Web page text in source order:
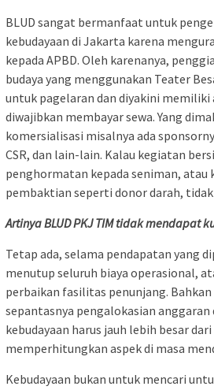
BLUD sangat bermanfaat untuk
kebudayaan di Jakarta karena
kepada APBD. Oleh karenanya,
budaya yang menggunakan Teater
untuk pagelaran dan diyakini memiliki
diwajibkan membayar sewa. Yang
komersialisasi misalnya ada
CSR, dan lain-lain. Kalau kegiatan
penghormatan kepada seniman, atau
pembaktian seperti donor darah,
Artinya BLUD PKJ TIM tidak mendapat
Tetap ada, selama pendapatan yang
menutup seluruh biaya operasional,
perbaikan fasilitas penunjang. Bahkan
sepantasnya pengalokasian anggaran
kebudayaan harus jauh lebih besar
memperhitungkan aspek di masa
Kebudayaan bukan untuk mencari